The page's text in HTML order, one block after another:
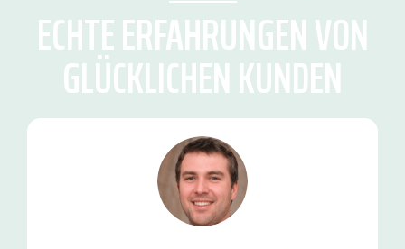
ECHTE ERFAHRUNGEN VON
GLÜCKLICHEN KUNDEN